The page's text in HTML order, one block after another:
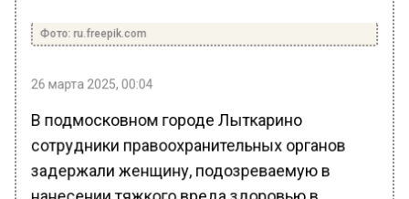
Фото: ru.freepik.com
26 марта 2025, 00:04
В подмосковном городе Лыткарино
сотрудники правоохранительных органов
задержали женщину, подозреваемую в
нанесении тяжкого вреда здоровью в